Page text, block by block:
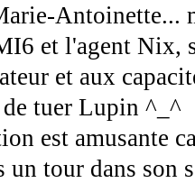
Antoinette...
et l'agent Nix,
et aux
tuer Lupin ^_^
est amusante
un tour dans son